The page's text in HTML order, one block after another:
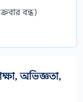
বন্ধ)
অভিজ্ঞতা,